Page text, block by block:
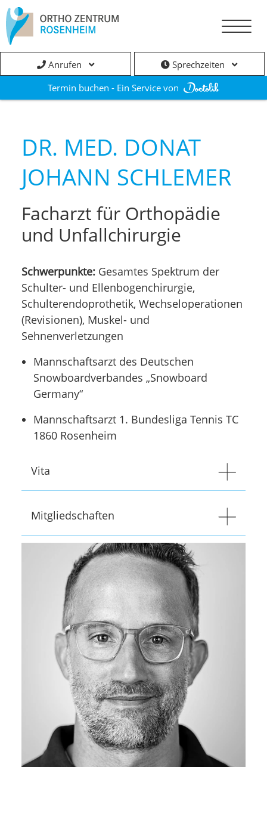
Anrufen
Sprechzeiten
Termin buchen - Ein Service von
DR. MED. DONAT
JOHANN SCHLEMER
Facharzt für Orthopädie
und Unfallchirurgie
Schwerpunkte: Gesamtes Spektrum der
Schulter- und Ellenbogenchirurgie,
Schulterendoprothetik, Wechseloperationen
(Revisionen), Muskel- und
Sehnenverletzungen
Mannschaftsarzt des Deutschen
Snowboardverbandes „Snowboard
Germany“
Mannschaftsarzt 1. Bundesliga Tennis TC
1860 Rosenheim
Vita
Mitgliedschaften